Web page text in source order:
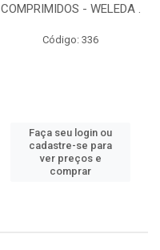
COMPRIMIDOS - WELEDA .
Código: 336
Faça seu login ou
cadastre-se para
ver preços e
comprar